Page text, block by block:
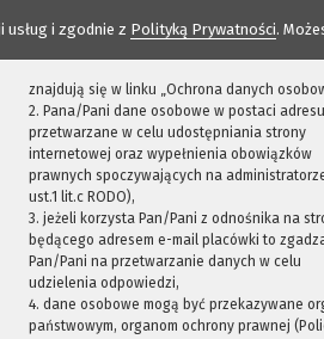
i zgodnie z Polityką Prywatności.
znajdują się w linku „Ochrona danych
2. Pana/Pani dane osobowe w postaci adresu
przetwarzane w celu udostępniania strony
internetowej oraz wypełnienia obowiązków
prawnych spoczywających na
ust.1 lit.c RODO),
3. jeżeli korzysta Pan/Pani z odnośnika na
będącego adresem e-mail placówki to
Pan/Pani na przetwarzanie danych w celu
udzielenia odpowiedzi,
4. dane osobowe mogą być przekazywane
państwowym, organom ochrony prawnej